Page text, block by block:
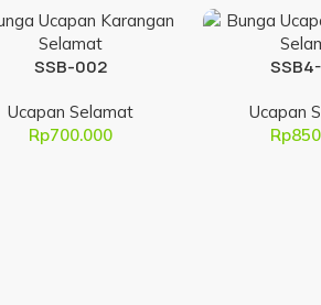
SSB-002
Ucapan Selamat
Rp700.000
Ucapan
Rp